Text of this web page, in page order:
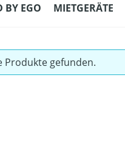
BY EGO MIETGERÄTE
Produkte gefunden.